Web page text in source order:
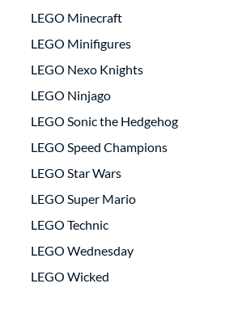
LEGO Minecraft
LEGO Minifigures
LEGO Nexo Knights
LEGO Ninjago
LEGO Sonic the Hedgehog
LEGO Speed Champions
LEGO Star Wars
LEGO Super Mario
LEGO Technic
LEGO Wednesday
LEGO Wicked